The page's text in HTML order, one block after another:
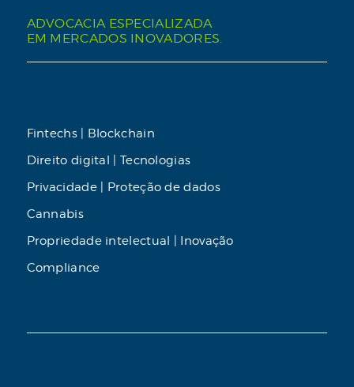
ADVOCACIA ESPECIALIZADA
EM MERCADOS INOVADORES.
Fintechs | Blockchain
Direito digital | Tecnologias
Privacidade | Proteção de dados
Cannabis
Propriedade intelectual | Inovação
Compliance